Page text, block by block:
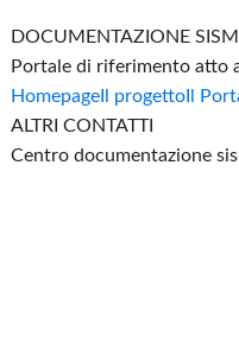
DOCUMENTAZIONE
Portale di riferimento atto
Homepage Il progetto Il
ALTRI CONTATTI
Centro documentazione